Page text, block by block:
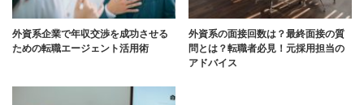
外資系企業で年収交渉を成功させる
ための転職エージェント活用術
外資系の面接回数は？最終面接の質
問とは？転職者必見！元採用担当の
アドバイス